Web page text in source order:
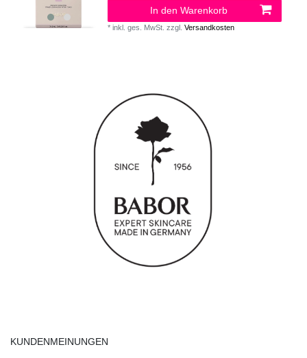
In den Warenkorb
*inkl. ges. MwSt. zzgl.Versandkosten
KUNDENMEINUNGEN